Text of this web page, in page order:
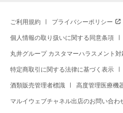
ご利用規約 プライバシーポリシー
個人情報の取り扱いに関する同意条項
丸井グループ カスタマーハラスメント
特定商取引に関する法律に基づく表示
酒類販売管理者標識 高度管理医療機
マルイウェブチャネル出店のお問い合わ